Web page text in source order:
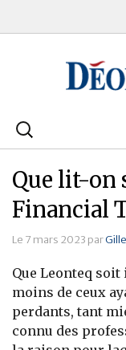
Rechercher
Bourse
Placements
Assurance Vie
Patrimoine
Immobilier
Que lit-on
Financial
Le 7 mars 2023 par
Que Leonteq
moins de ceux
perdants, tant
connu des